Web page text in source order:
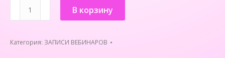
"Женское
В корзину
Категория: ЗАПИСИ ВЕБИНАРОВ